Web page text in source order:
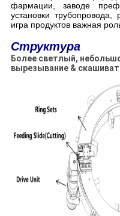
фармации, заводе
установки
игра продуктов важная
Структура
Более светлый,
вырезывание &